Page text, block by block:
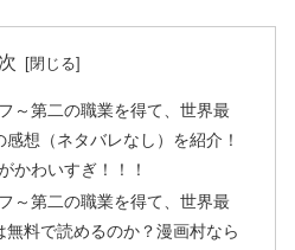
～第二の職業を得て、世界最
想（ネタバレなし）を紹介！
かわいすぎ！！！
～第二の職業を得て、世界最
料で読めるのか？漫画村なら